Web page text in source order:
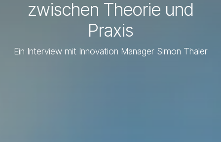
zwischen Theorie und
Praxis
Ein Interview mit Innovation Manager Simon Thaler